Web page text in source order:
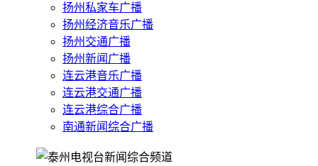
扬州私家车广播
扬州经济音乐广播
扬州交通广播
扬州新闻广播
连云港音乐广播
连云港交通广播
连云港综合广播
南通新闻综合广播